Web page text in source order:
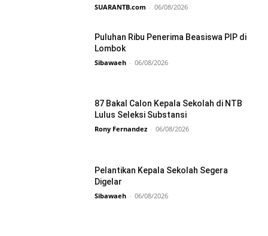
SUARANTB.com - 06/08/2026
Puluhan Ribu Penerima Beasiswa PIP di
Lombok
Sibawaeh - 06/08/2026
87 Bakal Calon Kepala Sekolah di NTB
Lulus Seleksi Substansi
Rony Fernandez - 06/08/2026
Pelantikan Kepala Sekolah Segera
Digelar
Sibawaeh - 06/08/2026